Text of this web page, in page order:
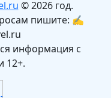
© 2026 год.
пишите: ✍
информация с
12+.